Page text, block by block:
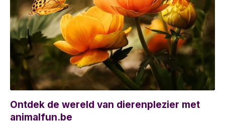
Ontdek de wereld van dierenplezier met
animalfun.be